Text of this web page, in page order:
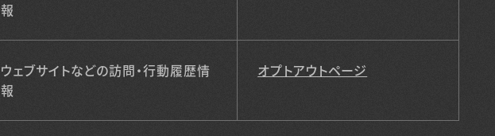
報
ウェブサイトなどの訪問・行動履歴情
報
オプトアウトページ